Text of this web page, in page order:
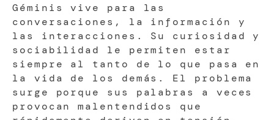
Géminis vive para las
conversaciones, la información y
las interacciones. Su curiosidad y
sociabilidad le permiten estar
siempre al tanto de lo que pasa en
la vida de los demás. El problema
surge porque sus palabras a veces
provocan malentendidos que